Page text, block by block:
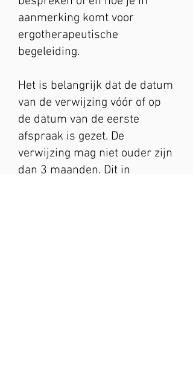
aanmerking komt voor
ergotherapeutische
begeleiding.
Het is belangrijk dat de datum
van de verwijzing vóór of op
de datum van de eerste
afspraak is gezet. De
verwijzing mag niet ouder zijn
dan 3 maanden. Dit in